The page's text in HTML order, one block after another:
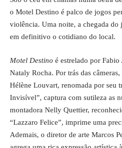
o Motel Destino é palco de jogos
violência. Uma noite, a chegada do
em definitivo o cotidiano do local.
Motel Destino é estrelado por
Nataly Rocha. Por trás das
Hélène Louvart, renomada por seu
Invisível”, captura com sutileza as
montadora Nelly Quettier,
“Lazzaro Felice”, imprime uma
Ademais, o diretor de arte Marcos